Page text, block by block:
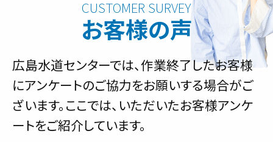
お客様の声
広島水道センターでは、作業終了したお客様
にアンケートのご協力をお願いする場合がご
ざいます。ここでは、いただいたお客様アンケ
ートをご紹介しています。